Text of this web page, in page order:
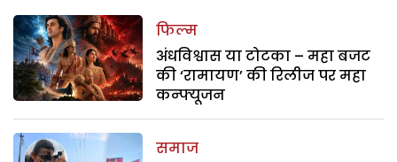
फिल्म
अंधविश्वास या टोटका – महा बजट
की ‘रामायण’ की रिलीज पर महा
कन्फ्यूजन
समाज